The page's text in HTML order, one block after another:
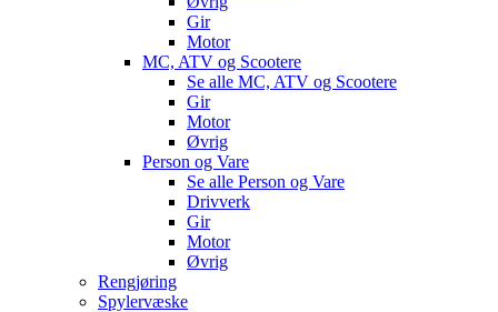
Gir
Motor
MC, ATV og Scootere
Se alle MC, ATV og Scootere
Gir
Motor
Øvrig
Person og Vare
Se alle Person og Vare
Drivverk
Gir
Motor
Øvrig
Rengjøring
Spylervæske